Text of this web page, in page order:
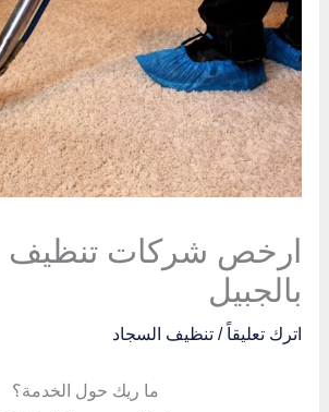
ارخص شركات تنظيف
بالجبيل
اترك تعليقاً / تنظيف السجاد
ما ريك حول الخدمة؟